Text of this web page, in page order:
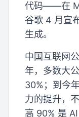
代码——在
谷歌 4 月宣
生成。
中国互联网
年，多数大
30%；到今
力的提升，
高 90% 是